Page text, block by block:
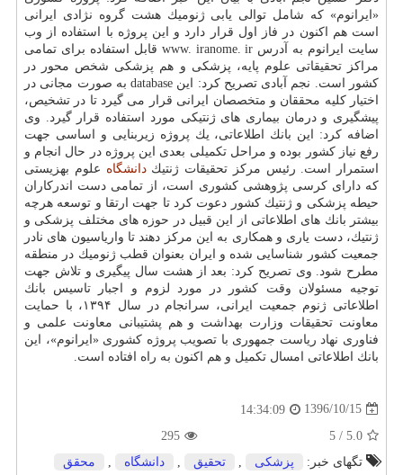
«ایرانوم» كه شامل توالی یابی ژنومیك هشت گروه نژادی ایرانی
است هم اكنون در فاز اول قرار دارد و این پروژه با استفاده از وب
سایت ایرانوم به آدرس www. iranome. ir قابل استفاده برای تمامی
مراكز تحقیقاتی علوم پایه، پزشكی و هم پزشكی شخص محور در
كشور است. نجم آبادی تصریح كرد: این database به صورت مجانی در
اختیار كلیه محققان و متخصصان ایرانی قرار می گیرد تا در تشخیص،
پیشگیری و درمان بیماری های ژنتیكی مورد استفاده قرار گیرد. وی
اضافه كرد: این بانك اطلاعاتی، یك پروژه زیربنایی و اساسی جهت
رفع نیاز كشور بوده و مراحل تكمیلی بعدی این پروژه در حال انجام و
استمرار است. رئیس مركز تحقیقات ژنتیكدانشگاه علوم بهزیستی
كه دارای كرسی پژوهشی كشوری است، از تمامی دست اندركاران
حیطه پزشكی و ژنتیك كشور دعوت كرد تا جهت ارتقا و توسعه هرچه
بیشتر بانك های اطلاعاتی از این قبیل در حوزه های مختلف پزشكی و
ژنتیك، دست یاری و همكاری به این مركز دهند تا واریاسیون های نادر
جمعیت كشور شناسایی شده و ایران بعنوان قطب ژنومیك در منطقه
مطرح شود. وی تصریح كرد: بعد از هشت سال پیگیری و تلاش جهت
توجیه مسئولان وقت كشور در مورد لزوم و اجبار تاسیس بانك
اطلاعاتی ژنوم جمعیت ایرانی، سرانجام در سال ۱۳۹۴، با حمایت
معاونت تحقیقات وزارت بهداشت و هم پشتیبانی معاونت علمی و
فناوری نهاد ریاست جمهوری با تصویب پروژه كشوری «ایرانوم»، این
بانك اطلاعاتی امسال تكمیل و هم اكنون به راه افتاده است.
1396/10/15
14:34:09
5.0
/ 5
295
تگهای خبر:
پزشكی تحقیق دانشگاه محقق